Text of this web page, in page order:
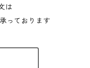
は
っております